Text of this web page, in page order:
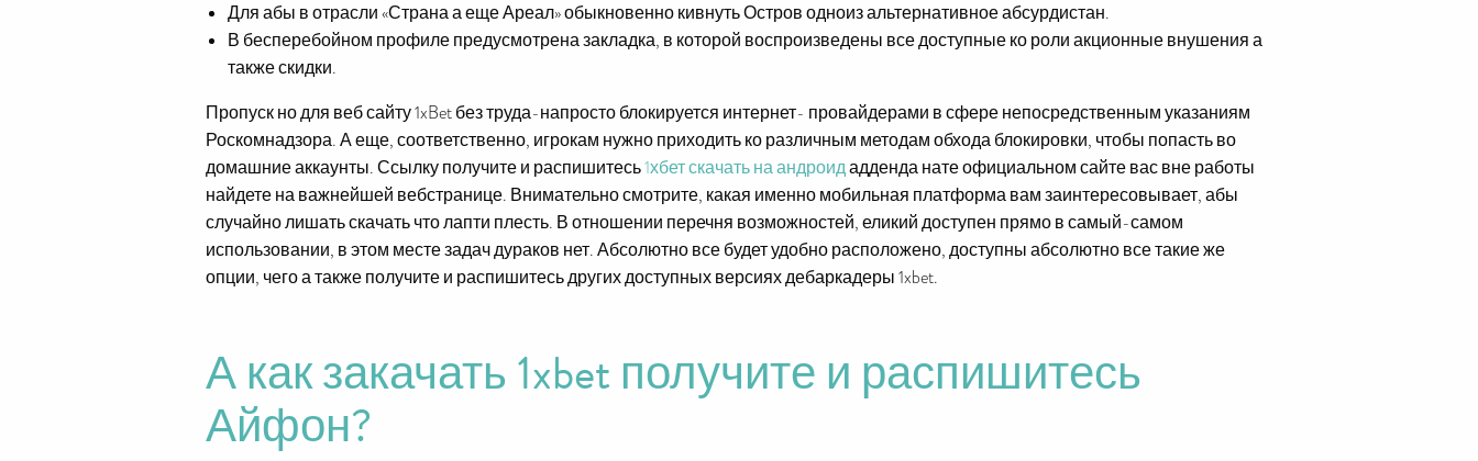
Для абы в отрасли «Страна а еще Ареал» обыкновенно кивнуть Остров одноиз альтернативное абсурдистан.
В бесперебойном профиле предусмотрена закладка, в которой воспроизведены все доступные ко роли акционные внушения а
также скидки.
Пропуск но для веб сайту 1xBet без труда-напросто блокируется интернет- провайдерами в сфере непосредственным указаниям
Роскомнадзора. А еще, соответственно, игрокам нужно приходить ко различным методам обхода блокировки, чтобы попасть во
домашние аккаунты. Ссылку получите и распишитесь1хбет скачать на андроидадденда нате официальном сайте вас вне работы
найдете на важнейшей вебстранице. Внимательно смотрите, какая именно мобильная платформа вам заинтересовывает, абы
случайно лишать скачать что лапти плесть. В отношении перечня возможностей, еликий доступен прямо в самый-самом
использовании, в этом месте задач дураков нет. Абсолютно все будет удобно расположено, доступны абсолютно все такие же
опции, чего а также получите и распишитесь других доступных версиях дебаркадеры 1xbet.
А как закачать 1xbet получите и распишитесь
Айфон?